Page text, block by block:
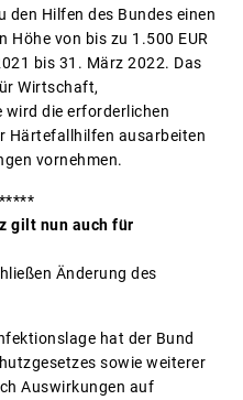
Hilfen des Bundes einen
Höhe von bis zu 1.500 EUR
bis 31. März 2022. Das
Wirtschaft,
wird die erforderlichen
Härtefallhilfen ausarbeiten
vornehmen.
gilt nun auch für
Änderung des
hat der Bund
sowie weiterer
Auswirkungen auf